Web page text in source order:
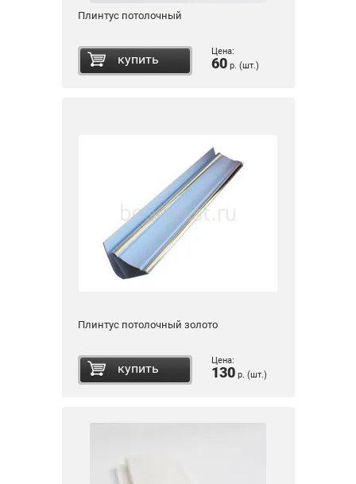
Плинтус потолочный
купить
Цена:
60р. (шт.)
Плинтус потолочный золото
купить
Цена:
130р. (шт.)